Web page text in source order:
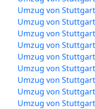
Umzug von
Umzug von
Umzug von
Umzug von
Umzug von
Umzug von
Umzug von
Umzug von
Umzug von